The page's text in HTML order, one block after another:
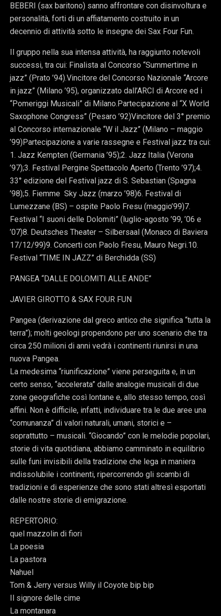
BEBERI (sax baritono) sanno affrontare con disinvoltura e
personalità, forti di un affiatamento costruito in un
decennio di attività sotto le insegne dei Sax Four Fun.
Il gruppo nella sua intensa attività, ha raggiunto notevoli
successi, tra cui: Finalista al Concorso “Summertime in
jazz” (Prato ’94).Vincitore del Concorso Nazionale “Arcore
in jazz” (Milano ’95), organizzato dall’ARCI di Arcore ed i
“Pomeriggi Musicali” di Milano.Partecipazione al “X World
Saxophone Congress” (Pesaro ’92)Vincitore del 3° premio
al Concorso internazionale “W il Jazz” (Milano – maggio
’99)Partecipazione a varie rassegne e Festival jazz tra cui:
1. Jazz Kempten (Germania ’95);2. Jazz Italia (Verona
’97);3. Festival Pergine Spettacolo Aperto (Trento ’97);4.
33° edizione del Festival jazz di S. Sebastian (Spagna
’98);5. Fiemme Sky Jazz (marzo ’98)6. Festival di
Lumezzane (BS) – ospite Paolo Fresu (maggio’99)7.
Festival “I suoni delle Dolomiti” (luglio-agosto ’99, ’06 e
’07)8. Deutsches Theater – Silbersaal (Monaco di Baviera
17/12/99)9. Concerti con Paolo Fresu, Mauro Negri.10.
Festival “TIME IN JAZZ” di Berchidda (SS)
PANGEA “DALLE DOLOMITI ALLE ANDE”
JAVIER GIROTTO & SAX FOUR FUN
Pangea (derivazione dal greco antico che significa “tutta la
terra”); molti geologi propendono per uno scenario che tra
circa 250 milioni di anni vedrà i continenti riunirsi in una
nuova Pangea.
La medesima “riunificazione” viene perseguita e, in un
certo senso, “accelerata” dalle analogie musicali di due
zone geografiche così lontane e, allo stesso tempo, così
affini. Non è difficile, infatti, individuare tra le due aree una
“comunanza” di valori naturali, umani, storici e –
soprattutto – musicali. “Giocando” con le melodie popolari,
storie di vita quotidiana, abbiamo camminato in equilibrio
sulle funi invisibili della tradizione che lega in maniera
indissolubile i continenti, ripercorrendo gli scambi di
tradizioni e di esperienze che sono stati altresì esportati
dalle nostre storie di emigrazione.
REPERTORIO:
quel mazzolin di fiori
La poesia
La pastora
Nahuel
Tom & Jerry versus Willy il Coyote bip bip
Il signore delle cime
La montanara